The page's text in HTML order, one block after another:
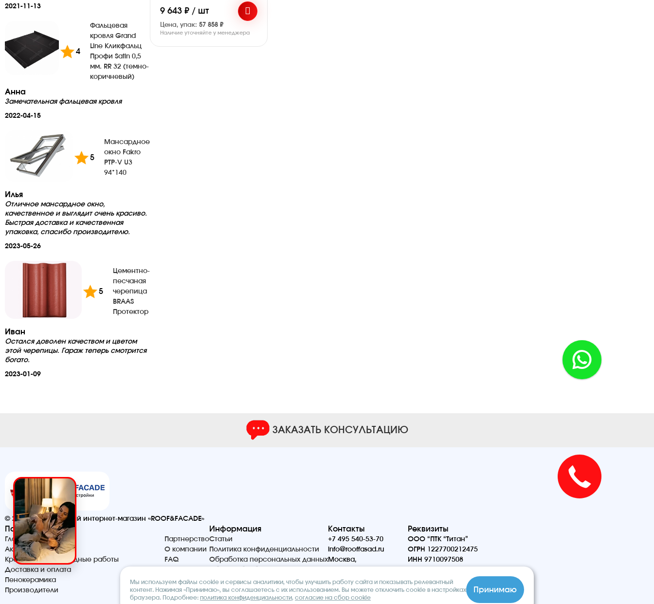
2021-11-13
Фальцевая
кровля Grand
Line Кликфальц
Профи Satin 0,5
мм. RR 32 (темно-
коричневый)
4
Анна
Замечательная фальцевая кровля
2022-04-15
Мансардное
окно Fakro
PTP-V U3
94*140
5
Илья
Отличное мансардное окно,
качественное и выглядит очень красиво.
Быстрая доставка и качественная
упаковка, спасибо производителю.
2023-05-26
Цементно-
песчаная
черепица
BRAAS
Протектор
5
Иван
Остался доволен качеством и цветом
этой черепицы. Гараж теперь смотрится
богато.
2023-01-09
9 643 ₽ / шт
Цена, упак: 57 858 ₽
Наличие уточняйте у менеджера
ЗАКАЗАТЬ КОНСУЛЬТАЦИЮ
© 2026. Строительный интернет-магазин «ROOF&FACADE»
Помощь
Главная
Акции и скидки
Кровельные и фасадные работы
Доставка и оплата
Партнерство
О компании
FAQ
Пенокерамика
Производители
Информация
Статьи
Политика конфиденциальности
Обработка персональных данных
Контакты
+7 495 540-53-70
info@rooffasad.ru
Москва,
142, офис 606, 6 этаж
Реквизиты
ООО “ПТК “Титан”
ОГРН 1227700212475
ИНН 9710097508
Мы используем файлы cookie и сервисы аналитики, чтобы улучшить работу сайта и показывать релевантный
контент. Нажимая «Принимаю», вы соглашаетесь с их использованием. Вы можете отключить cookie в настройках
браузера. Подробнее: политика конфиденциальности, согласие на сбор cookie
Принимаю